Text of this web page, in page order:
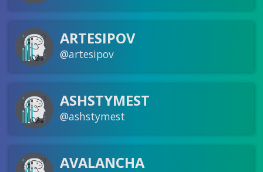
ARTESIPOV
@artesipov
ASHSTYMEST
@ashstymest
AVALANCHA